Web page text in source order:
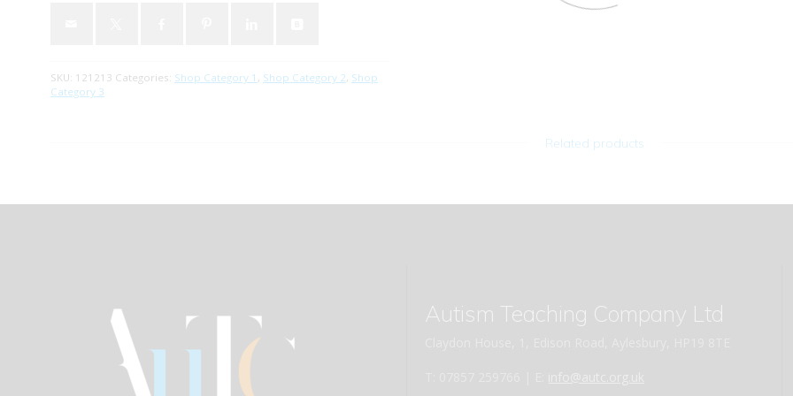
SKU: 121213 Categories: Shop Category 1 , Shop Category 2, Shop
Category 3
Related products
Autism Teaching Company Ltd